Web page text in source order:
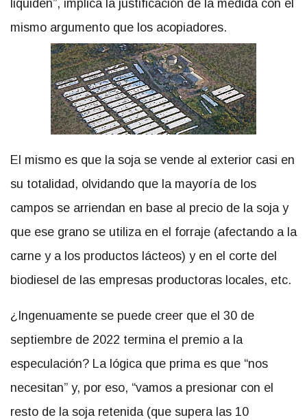
liquiden”, implica la justificación de la medida con el
mismo argumento que los acopiadores.
El mismo es que la soja se vende al exterior casi en
su totalidad, olvidando que la mayoría de los
campos se arriendan en base al precio de la soja y
que ese grano se utiliza en el forraje (afectando a la
carne y a los productos lácteos) y en el corte del
biodiesel de las empresas productoras locales, etc.
¿Ingenuamente se puede creer que el 30 de
septiembre de 2022 termina el premio a la
especulación? La lógica que prima es que “nos
necesitan” y, por eso, “vamos a presionar con el
resto de la soja retenida (que supera las 10